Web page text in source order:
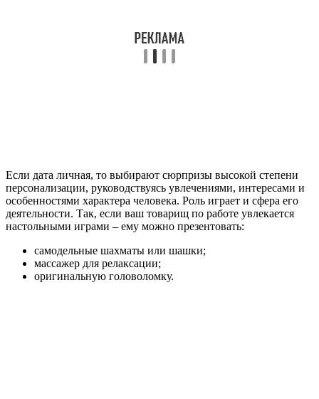
Если дата личная, то выбирают сюрпризы высокой степени
персонализации, руководствуясь увлечениями, интересами и
особенностями характера человека. Роль играет и сфера его
деятельности. Так, если ваш товарищ по работе увлекается
настольными играми – ему можно презентовать:
самодельные шахматы или шашки;
массажер для релаксации;
оригинальную головоломку.